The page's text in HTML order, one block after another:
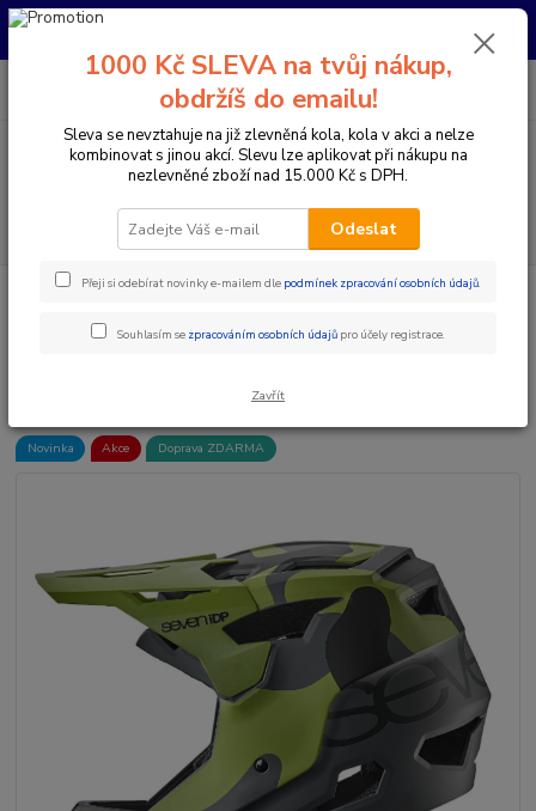
Pro nachystání kola / doplňků na prodejně si prosím zavolejte dopředu.
Menu
CZK
PO-PÁ 10:00-17:00 | SO: 9:00-12:00
Doplňky a helmy Cyklistické helmy Integrální helmy
23 ARMY CAMO (06)
Novinka Akce Doprava ZDARMA
1000 Kč SLEVA na tvůj nákup,
obdržíš do emailu!
Sleva se nevztahuje na již zlevněná kola, kola v akci a nelze
kombinovat s jinou akcí. Slevu lze aplikovat při nákupu na
nezlevněné zboží nad 15.000 Kč s DPH.
Odeslat
Přeji si odebírat novinky e-mailem dle podmínek zpracování osobních údajů.
Souhlasím se zpracováním osobních údajů pro účely registrace.
Zavřít